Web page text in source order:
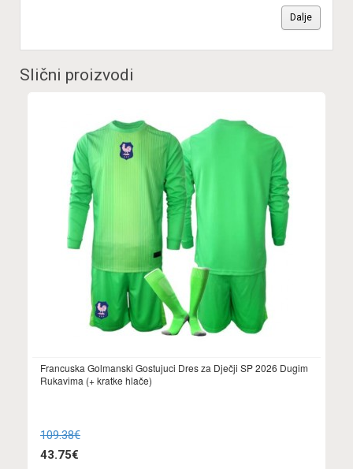
Dalje
Slični proizvodi
Francuska Golmanski Gostujuci Dres za Dječji SP 2026 Dugim
Rukavima (+ kratke hlače)
109.38€
43.75€